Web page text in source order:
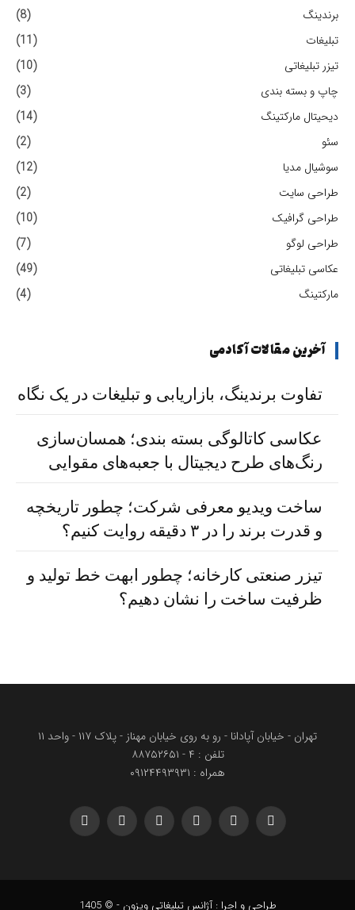
برندینگ
(8)
تبلیغات
(11)
تیزر تبلیغاتی
(10)
چاپ و بسته بندی
(3)
دیحیتال مارکتینگ
(14)
سئو
(2)
سوشیال مدیا
(12)
طراحی سایت
(2)
طراحی گرافیک
(10)
طراحی لوگو
(7)
عکاسی تبلیغاتی
(49)
مارکتینگ
(4)
آخرین مقالات آکادمی
تفاوت برندینگ، بازاریابی و تبلیغات در یک نگاه
عکاسی کاتالوگی بسته بندی؛ همسان‌سازی
رنگ‌های طرح دیجیتال با جعبه‌های مقوایی
ساخت ویدیو معرفی شرکت؛ چطور تاریخچه
و قدرت برند را در ۳ دقیقه روایت کنیم؟
تیزر صنعتی کارخانه؛ چطور ابهت خط تولید و
ظرفیت ساخت را نشان دهیم؟
تهران - خیابان آپادانا - رو به روی خیابان مهناز - پلاک ۱۱۷ - واحد ۱۱
تلفن : ۴ - ۸۸۷۵۲۶۵۱
همراه : ۰۹۱۲۴۴۹۳۹۳۱
Facebook
X
Instagram
YouTube
WhatsApp
Telegram
طراحی و اجرا : آژانس تبلیغاتی ویزون - © 1405